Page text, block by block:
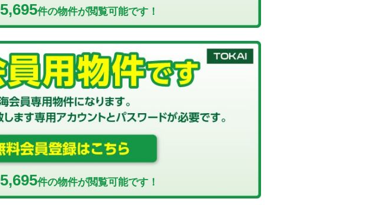
5,695件の物件が閲覧可能です！
5,695件の物件が閲覧可能です！